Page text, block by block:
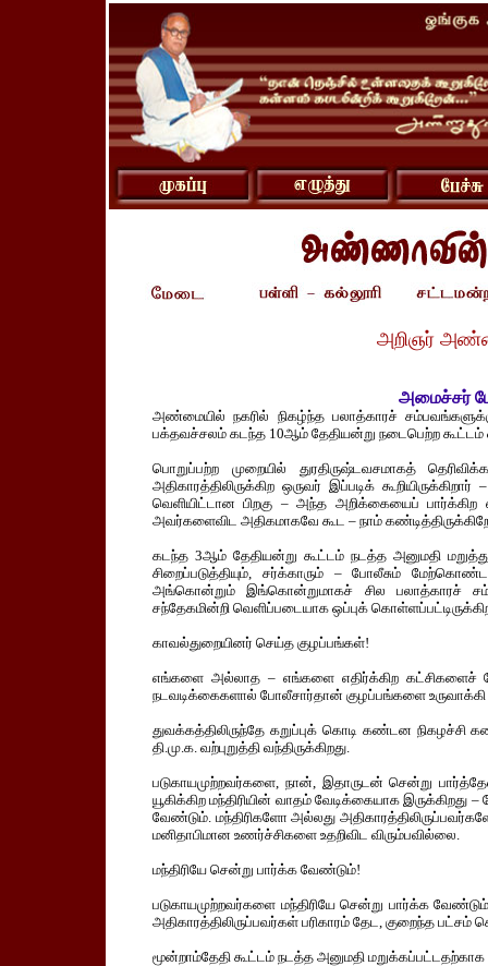
அறிஞர்
அமைச்சர்
அண்மையில் நகரில் நிகழ்ந்த பலாத்காரச்
பக்தவச்சலம் கடந்த 10ஆம் தேதியன்று நடைபெற்ற கூட்டம்
பொறுப்பற்ற முறையில் துரதிருஷ்டவசமாகத்
அதிகாரத்திலிருக்கிற ஒருவர் இப்படிக்
வெளியிட்டான பிறகு – அந்த அறிக்கையைப்
அவர்களைவிட அதிகமாகவே கூட – நாம்
கடந்த 3ஆம் தேதியன்று கூட்டம் நடத்த அனுமதி
சிறைப்படுத்தியும், சர்க்காரும் – போலீசும்
அங்கொன்றும் இங்கொன்றுமாகச் சில பலாத்காரச்
சந்தேகமின்றி வெளிப்படையாக ஒப்புக்
காவல்துறையினர் செய்த குழப்பங்கள்!
எங்களை அல்லாத – எங்களை எதிர்க்கிற கட்சிகளைச்
நடவடிக்கைகளால் போலீசார்தான் குழப்பங்களை
துவக்கத்திலிருந்தே கறுப்புக் கொடி கண்டன
தி.மு.க. வற்புறுத்தி வந்திருக்கிறது.
படுகாயமுற்றவர்களை, நான், இதாருடன் சென்று
யூகிக்கிற மந்திரியின் வாதம் வேடிக்கையாக
வேண்டும். மந்திரிகளோ அல்லது
மனிதாபிமான உணர்ச்சிகளை உதறிவிட விரும்பவில்லை.
மந்திரியே சென்று பார்க்க வேண்டும்!
படுகாயமுற்றவர்களை மந்திரியே சென்று பார்க்க
அதிகாரத்திலிருப்பவர்கள் பரிகாரம் தேட, குறைந்த பட்சம்
மூன்றாம்தேதி கூட்டம் நடத்த அனுமதி